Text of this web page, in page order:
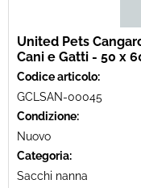
United Pets
Cani e Gatti - 50 x
Codice articolo:
GCLSAN-00045
Condizione:
Nuovo
Categoria:
Sacchi nanna